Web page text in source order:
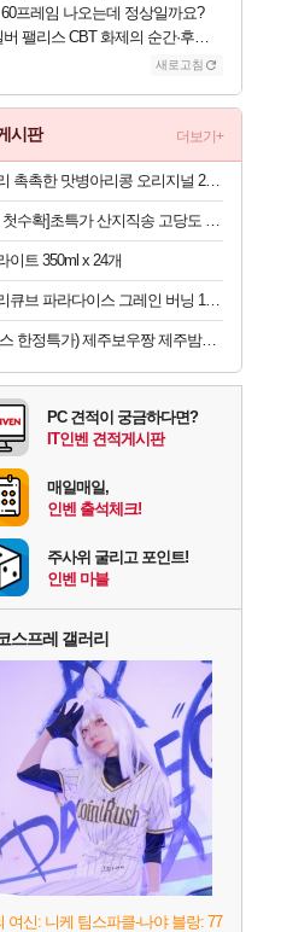
60프레임 나오는데 정상일까요?
팰리스 CBT 화제의 순간·후기 모음
새로고침
시판 더보기+
샘트리 촉촉한 맛병아리콩 오리지널 20개
[26년 첫수확]초특가 산지직송 고당도 딱복 차돌복숭아, 1박스, 2kg (9-10과)
이트 350ml x 24개
뉴트리큐브 파라다이스 그레인 버닝 120정
(30박스 한정특가) 제주보우짱 제주밤호박 미니단호박 로얄과 5kg
PC 견적이 궁금하다면?
IT인벤 견적게시판
매일매일,
인벤 출석체크!
주사위 굴리고 포인트!
인벤 마블
스프레 갤러리
여신: 니케 팀스파클-나야 블랑: 77